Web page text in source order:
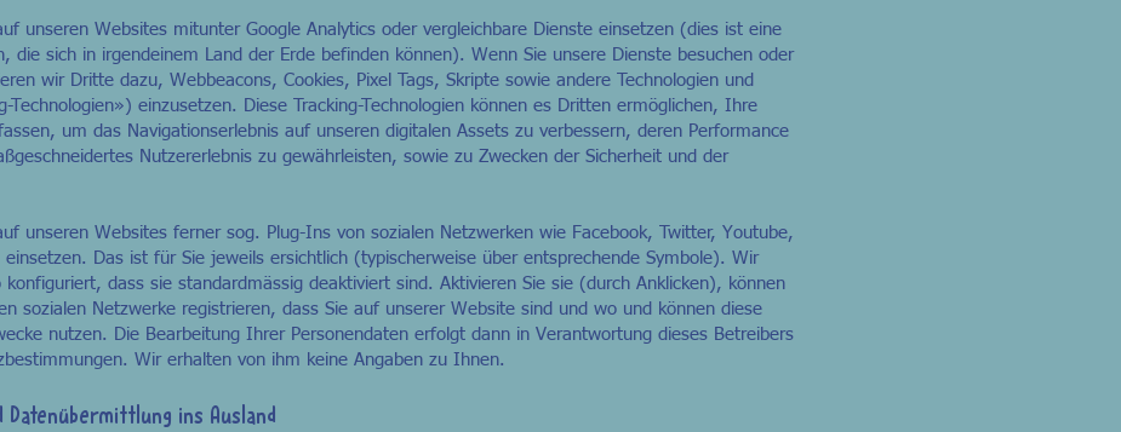
unseren Websites mitunter Google Analytics oder vergleichbare Dienste einsetzen (dies ist eine
die sich in irgendeinem Land der Erde befinden können). Wenn Sie unsere Dienste besuchen oder
wir Dritte dazu, Webbeacons, Cookies, Pixel Tags, Skripte sowie andere Technologien und
Technologien») einzusetzen. Diese Tracking-Technologien können es Dritten ermöglichen, Ihre
um das Navigationserlebnis auf unseren digitalen Assets zu verbessern, deren Performance
Nutzererlebnis zu gewährleisten, sowie zu Zwecken der Sicherheit und der
unseren Websites ferner sog. Plug-Ins von sozialen Netzwerken wie Facebook, Twitter, Youtube,
Das ist für Sie jeweils ersichtlich (typischerweise über entsprechende Symbole). Wir
konfiguriert, dass sie standardmässig deaktiviert sind. Aktivieren Sie sie (durch Anklicken), können
sozialen Netzwerke registrieren, dass Sie auf unserer Website sind und wo und können diese
nutzen. Die Bearbeitung Ihrer Personendaten erfolgt dann in Verantwortung dieses Betreibers
Wir erhalten von ihm keine Angaben zu Ihnen.
Datenübermittlung ins Ausland